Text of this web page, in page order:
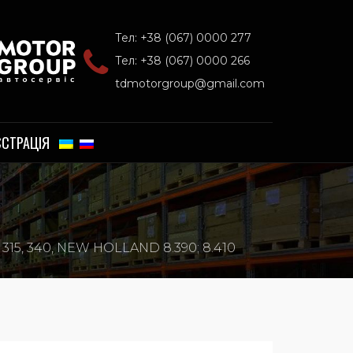
Тел: +38 (067) 0000 277
Тел: +38 (067) 0000 266
tdmotorgroup@gmail.com
340, NEW HOLLAND 8.390; 8.410